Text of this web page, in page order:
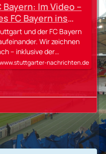
Im Video –
FC Bayern ins
und der FC Bayern
Wir zeichnen
– inklusive der…
www.stuttgarter-nachrichten.de